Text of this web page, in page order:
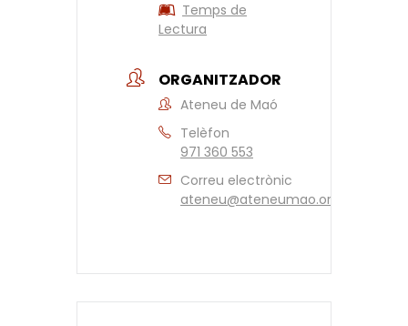
Temps de
Lectura
ORGANITZADOR
Ateneu de Maó
Telèfon
971 360 553
Correu electrònic
ateneu@ateneumao.org